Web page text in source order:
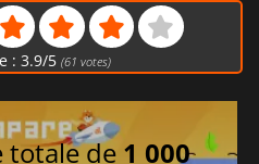
: 3.9/5 (61 votes)
totale de 1 000